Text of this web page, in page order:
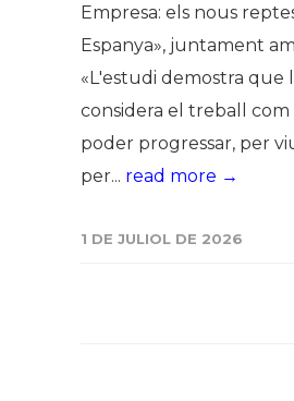
Empresa: els nous
Espanya», juntament
«L'estudi demostra que
considera el treball
poder progressar, per
per... read more →
1 DE JULIOL DE 2026